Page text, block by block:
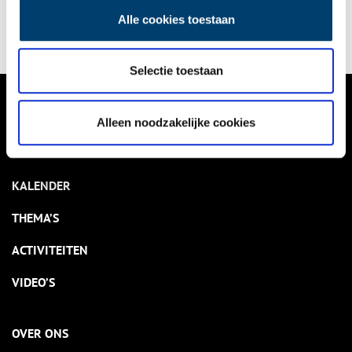
Alle cookies toestaan
Selectie toestaan
Alleen noodzakelijke cookies
NIEUWS
KALENDER
THEMA’S
ACTIVITEITEN
VIDEO’S
OVER ONS